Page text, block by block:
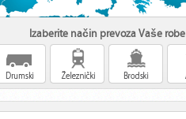
Izaberite način prevoza Vaše robe